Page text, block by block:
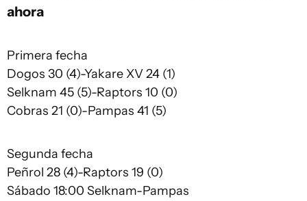
ahora
Primera fecha
Dogos 30 (4)-Yakare XV 24 (1)
Selknam 45 (5)-Raptors 10 (0)
Cobras 21 (0)-Pampas 41 (5)
Segunda fecha
Peñrol 28 (4)-Raptors 19 (0)
Sábado 18:00 Selknam-Pampas